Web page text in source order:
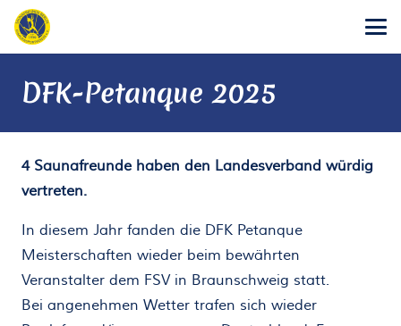
DFK-Petanque 2025
4 Saunafreunde haben den Landesverband würdig
vertreten.
In diesem Jahr fanden die DFK Petanque
Meisterschaften wieder beim bewährten
Veranstalter dem FSV in Braunschweig statt.
Bei angenehmen Wetter trafen sich wieder